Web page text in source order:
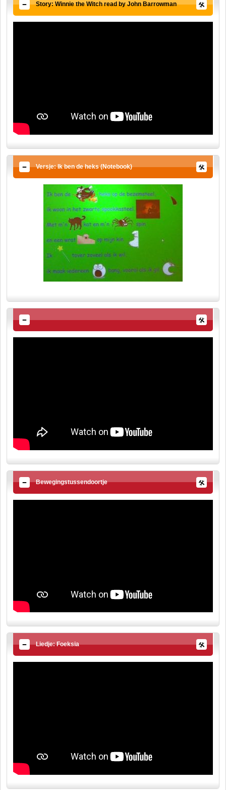
Story: Winnie the Witch read by John Barrowman
Versje: Ik ben de heks (Notebook)
Bewegingstussendoortje
Liedje: Foeksia